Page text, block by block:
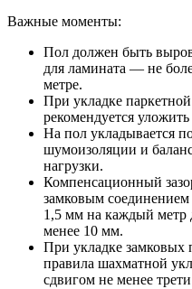
Важные моменты:
Пол должен быть
для ламината — не
метре.
При укладке
рекомендуется
На пол укладывается
шумоизоляции и
нагрузки.
Компенсационный
замковым соединением
1,5 мм на каждый
менее 10 мм.
При укладке
правила шахматной
сдвигом не менее